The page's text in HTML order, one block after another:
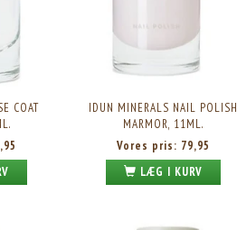
COAT
IDUN MINERALS NAIL POLISH
MARMOR, 11ML.
Vores pris: 79,95
LÆG I KURV